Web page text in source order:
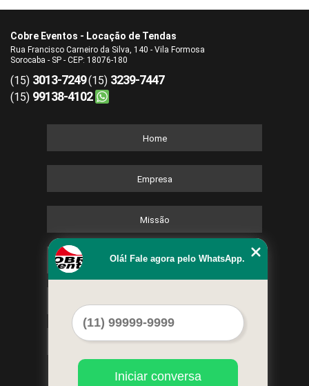
Cobre Eventos - Locação de Tendas
Rua Francisco Carneiro da Silva, 140 - Vila Formosa
Sorocaba - SP - CEP: 18076-180
(15) 3013-7249(15) 3239-7447
(15) 99138-4102
Home
Empresa
Missão
Serviços
Mapa do site
Olá! Fale agora pelo WhatsApp.
Iniciar conversa